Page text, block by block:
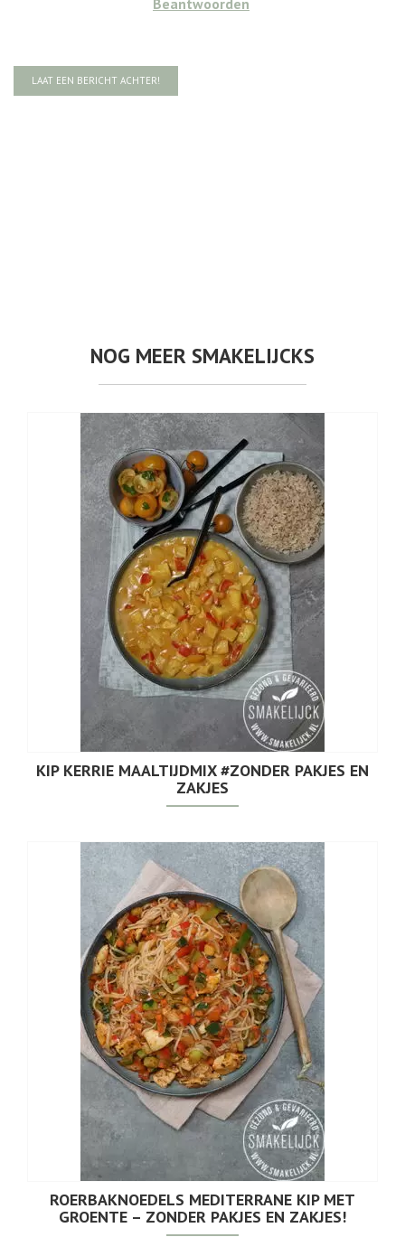
LAAT EEN BERICHT ACHTER!
NOG MEER SMAKELIJCKS
KIP KERRIE MAALTIJDMIX #ZONDER PAKJES EN
ZAKJES
ROERBAKNOEDELS MEDITERRANE KIP MET
GROENTE – ZONDER PAKJES EN ZAKJES!